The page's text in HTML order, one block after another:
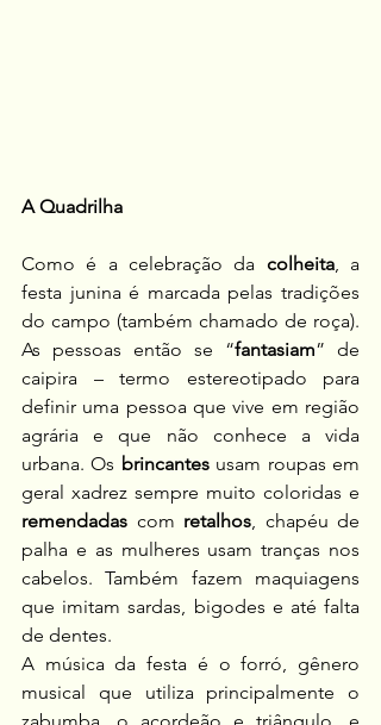
A Quadrilha
Como é a celebração da colheita, a
festa junina é marcada pelas tradições
do campo (também chamado de roça).
As pessoas então se “fantasiam” de
caipira – termo estereotipado para
definir uma pessoa que vive em região
agrária e que não conhece a vida
urbana. Os brincantes usam roupas em
remendadas com retalhos, chapéu de
palha e as mulheres usam tranças nos
cabelos. Também fazem maquiagens
que imitam sardas, bigodes e até falta
de dentes.
A música da festa é o forró, gênero
musical que utiliza principalmente o